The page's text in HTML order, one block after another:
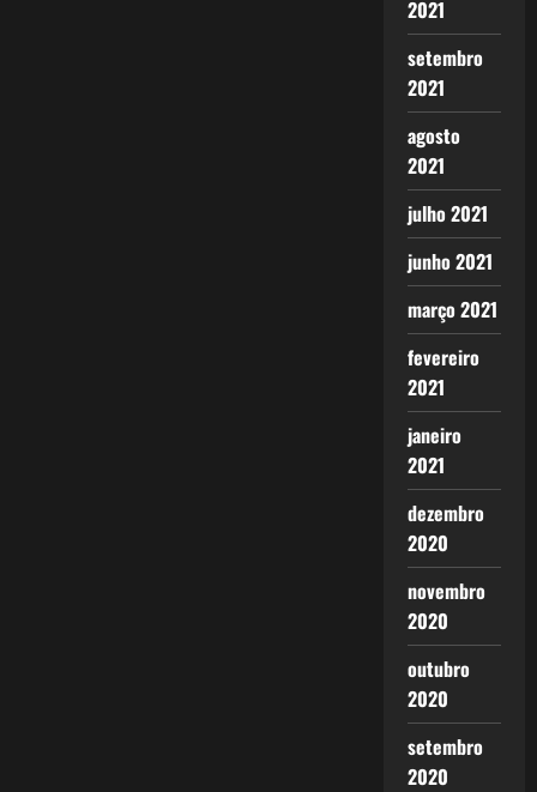
2021
setembro
2021
agosto
2021
julho 2021
junho 2021
março 2021
fevereiro
2021
janeiro
2021
dezembro
2020
novembro
2020
outubro
2020
setembro
2020